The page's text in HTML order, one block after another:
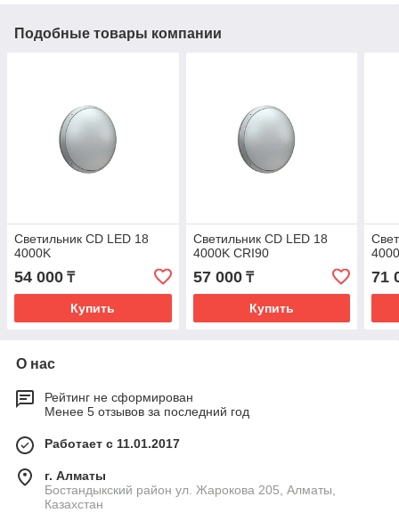
Подобные товары компании
Светильник CD LED 18
4000K
54 000 ₸
Купить
Светильник CD LED 18
4000K CRI90
57 000₸
Купить
71
О нас
Рейтинг не сформирован
Менее 5 отзывов за последний год
Работает с 11.01.2017
г. Алматы
Бостандыкский район ул. Жарокова 205, Алматы,
Казахстан